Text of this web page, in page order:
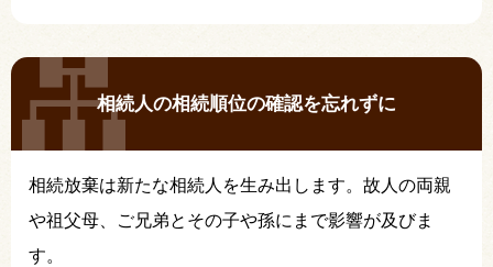
相続人の相続順位の確認を忘れずに
相続放棄は新たな相続人を生み出します。故人の両親
や祖父母、ご兄弟とその子や孫にまで影響が及びま
す。